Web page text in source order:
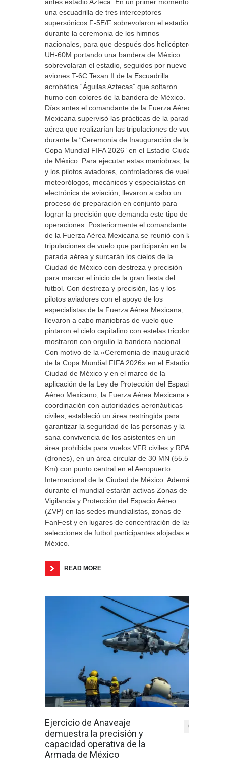
una escuadrilla de tres interceptores
supersónicos F-5E/F sobrevolaron el estadio
durante la ceremonia de los himnos
nacionales, para que después dos helicópteros
UH-60M portando una bandera de México
sobrevolaran el estadio, seguidos por nueve
aviones T-6C Texan II de la Escuadrilla
acrobática “Águilas Aztecas” que soltaron
humo con colores de la bandera de México.
Días antes el comandante de la Fuerza Aérea
Mexicana supervisó las prácticas de la parada
aérea que realizarían las tripulaciones de vuelo
durante la “Ceremonia de Inauguración de la
Copa Mundial FIFA 2026” en el Estadio Ciudad
de México. Para ejecutar estas maniobras, las
y los pilotos aviadores, controladores de vuelo,
meteorólogos, mecánicos y especialistas en
electrónica de aviación, llevaron a cabo un
proceso de preparación en conjunto para
lograr la precisión que demanda este tipo de
operaciones. Posteriormente el comandante
de la Fuerza Aérea Mexicana se reunió con las
tripulaciones de vuelo que participarán en la
parada aérea y surcarán los cielos de la
Ciudad de México con destreza y precisión
para marcar el inicio de la gran fiesta del
futbol. Con destreza y precisión, las y los
pilotos aviadores con el apoyo de los
especialistas de la Fuerza Aérea Mexicana,
llevaron a cabo maniobras de vuelo que
pintaron el cielo capitalino con estelas tricolor y
mostraron con orgullo la bandera nacional.
Con motivo de la «Ceremonia de inauguración
de la Copa Mundial FIFA 2026» en el Estadio
Ciudad de México y en el marco de la
aplicación de la Ley de Protección del Espacio
Aéreo Mexicano, la Fuerza Aérea Mexicana en
coordinación con autoridades aeronáuticas
civiles, estableció un área restringida para
garantizar la seguridad de las personas y la
sana convivencia de los asistentes en un
área prohibida para vuelos VFR civiles y RPAS
(drones), en un área circular de 30 MN (55.5
Km) con punto central en el Aeropuerto
Internacional de la Ciudad de México. Además,
durante el mundial estarán activas Zonas de
Vigilancia y Protección del Espacio Aéreo
(ZVP) en las sedes mundialistas, zonas de
FanFest y en lugares de concentración de las
selecciones de futbol participantes alojadas en
México.
READ MORE
Ejercicio de Anaveaje
demuestra la precisión y
capacidad operativa de la
Armada de México
0